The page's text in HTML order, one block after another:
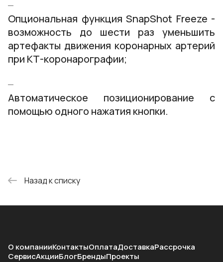
Опциональная функция SnapShot Freeze -
возможность до шести раз уменьшить
артефакты движения коронарных артерий
при КТ-коронарографии;
Автоматическое позиционирование с
помощью одного нажатия кнопки.
Назад к списку
О компанииКонтактыОплатаДоставкаРассрочка
СервисАкцииБлогБрендыПроекты